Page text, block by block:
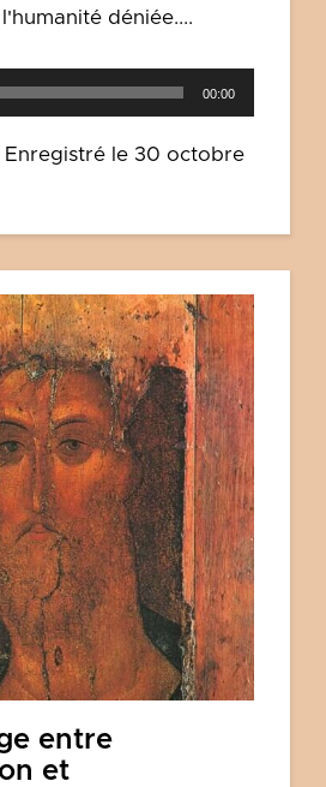
déniée....
00:00
Enregistré le 30 octobre
entre
et